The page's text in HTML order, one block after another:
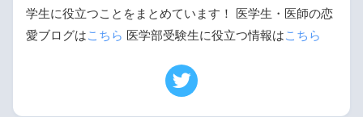
学生に役立つことをまとめています！ 医学生・医師の恋
愛ブログはこちら 医学部受験生に役立つ情報はこちら